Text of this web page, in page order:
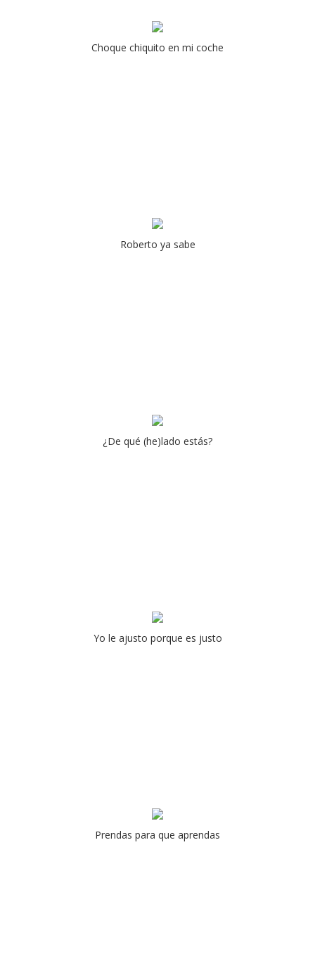
Choque chiquito en mi coche
Roberto ya sabe
¿De qué (he)lado estás?
Yo le ajusto porque es justo
Prendas para que aprendas